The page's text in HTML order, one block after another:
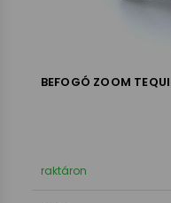
BEFOGÓ ZOOM
raktáron